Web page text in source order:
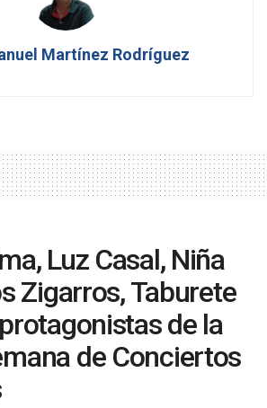
Martínez Rodríguez
Luz Casal, Niña
Zigarros, Taburete
de la
de Conciertos